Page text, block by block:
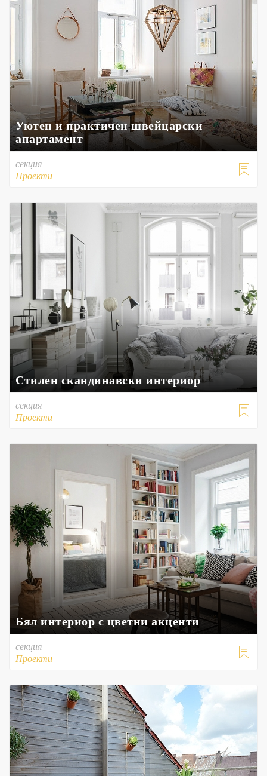
Уютен и практичен швейцарски
апартамент

секция
Проекти
Стилен скандинавски интериор

секция
Проекти
Бял интериор с цветни акценти

секция
Проекти